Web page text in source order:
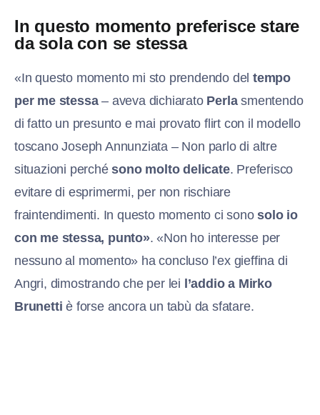
In questo momento preferisce stare
da sola con se stessa
«In questo momento mi sto prendendo del tempo
per me stessa– aveva dichiarato Perlasmentendo
di fatto un presunto e mai provato flirt con il modello
toscano Joseph Annunziata – Non parlo di altre
situazioni perchésono molto delicate. Preferisco
evitare di esprimermi, per non rischiare
fraintendimenti. In questo momento ci sonosolo io
con me stessa, punto». «Non ho interesse per
nessuno al momento» ha concluso l’ex gieffina di
Angri, dimostrando che per lei l’addio a Mirko
Brunetti è forse ancora un tabù da sfatare.